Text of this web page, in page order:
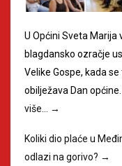
U Općini Sveta Marija
blagdansko ozračje
Velike Gospe, kada
obilježava Dan
više…
→
Koliki dio plaće u
odlazi na gorivo? →